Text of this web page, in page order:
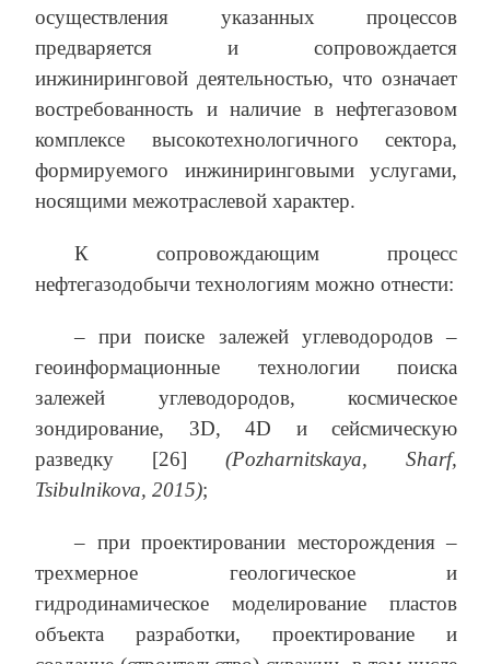
осуществления указанных процессов
предваряется и сопровождается
инжиниринговой деятельностью, что означает
востребованность и наличие в нефтегазовом
комплексе высокотехнологичного сектора,
формируемого инжиниринговыми услугами,
носящими межотраслевой характер.
К сопровождающим процесс
нефтегазодобычи технологиям можно отнести:
– при поиске залежей углеводородов –
геоинформационные технологии поиска
залежей углеводородов, космическое
зондирование, 3D, 4D и сейсмическую
разведку [26] (Pozharnitskaya, Sharf,
Tsibulnikova, 2015);
– при проектировании месторождения –
трехмерное геологическое и
гидродинамическое моделирование пластов
объекта разработки, проектирование и